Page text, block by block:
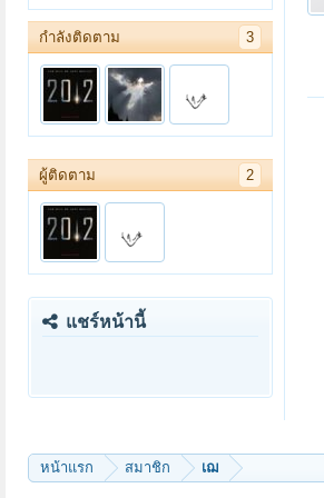
กำลังติดตาม 3
ผู้ติดตาม 2
แชร์หน้านี้
หน้าแรก สมาชิก เฌ